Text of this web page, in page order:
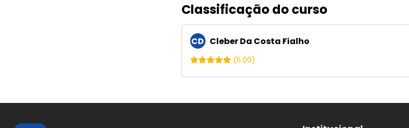
Classificação do curso
CD Cleber Da Costa Fialho
(5.00)